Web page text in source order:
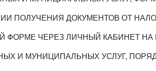
ПОЛУЧЕНИЯ ДОКУМЕНТОВ ОТ
ФОРМЕ ЧЕРЕЗ ЛИЧНЫЙ КАБИНЕТ
И МУНИЦИПАЛЬНЫХ УСЛУГ,